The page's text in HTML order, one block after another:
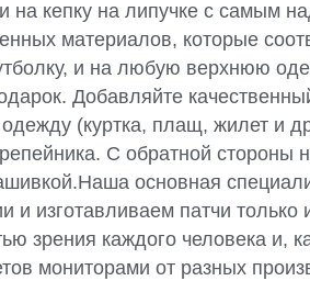
кепку на липучке с самым
материалов, которые
и на любую верхнюю
Добавляйте
(куртка, плащ, жилет и
С обратной стороны
основная
изготавливаем патчи
зрения каждого человека и,
мониторами от разных